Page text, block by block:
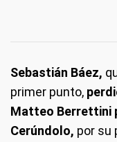
Sebastián Báez,
primer punto,
Matteo Berrettini
Cerúndolo, por su